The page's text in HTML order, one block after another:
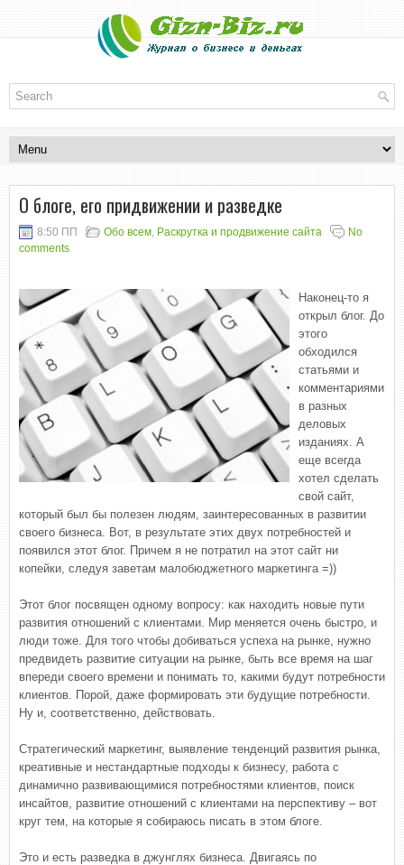
О блоге, его придвижении и разведке
8:50 ПП Обо всем, Раскрутка и продвижение сайта
No
comments
Наконец-то я
открыл блог. До
этого
обходился
статьями и
комментариями
в разных
деловых
изданиях. А
еще всегда
хотел сделать
свой сайт,
который был бы полезен людям, заинтересованных в развитии
своего бизнеса. Вот, в результате этих двух потребностей и
появился этот блог. Причем я не потратил на этот сайт ни
копейки, следуя заветам малобюджетного маркетинга =))
Этот блог посвящен одному вопросу: как находить новые пути
развития отношений с клиентами. Мир меняется очень быстро, и
люди тоже. Для того чтобы добиваться успеха на рынке, нужно
предвидеть развитие ситуации на рынке, быть все время на шаг
впереди своего времени и понимать то, какими будут потребности
клиентов. Порой, даже формировать эти будущие потребности.
Ну и, соответственно, действовать.
Стратегический маркетинг, выявление тенденций развития рынка,
креативные и нестандартные подходы к бизнесу, работа с
динамично развивающимися потребностями клиентов, поиск
инсайтов, развитие отношений с клиентами на перспективу – вот
круг тем, на которые я собираюсь писать в этом блоге.
Это и есть разведка в джунглях бизнеса. Двигаясь по